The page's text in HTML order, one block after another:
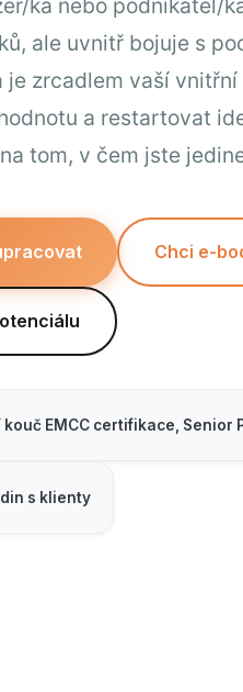
ka nebo podnikatel/
ale uvnitř bojuje s
je zrcadlem vaší
a restartovat
tom, v čem jste
Chci e-
EMCC certifikace, Senior
s klienty